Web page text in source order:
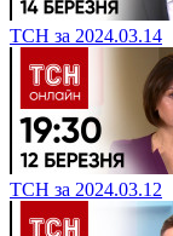
ТСН за 2024.03.14
ТСН за 2024.03.12